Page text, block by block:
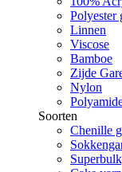
Polyester
Linnen
Viscose
Bamboe
Zijde
Nylon
Soorten
Chenille